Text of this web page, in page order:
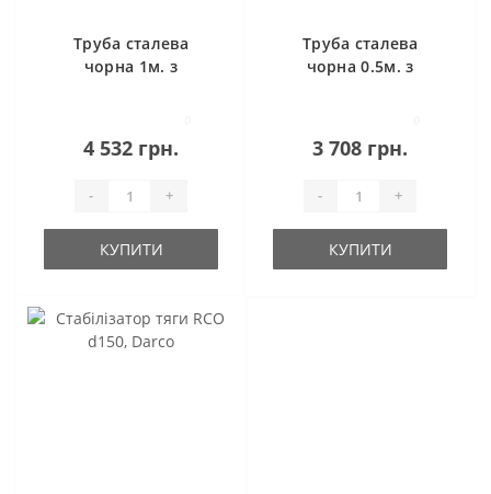
Труба сталева
чорна 1м. з
d150
4 532 грн.
- +
КУПИТИ
Труба сталева
чорна 0.5м. з
d150
3 708 грн.
- +
КУПИТИ